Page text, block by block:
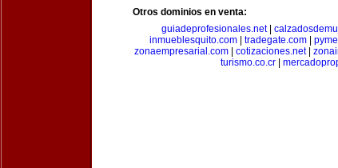
Otros dominios en venta:
guiadeprofesionales.net|
inmueblesquito.com
tradegate.com
zonaempresarial.com| cotizaciones.net|
turismo.co.cr|